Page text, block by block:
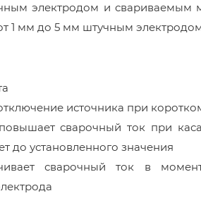
электродом и
1 мм до 5 мм штучным
источника при
сварочный ток при
до установленного значения
сварочный ток в